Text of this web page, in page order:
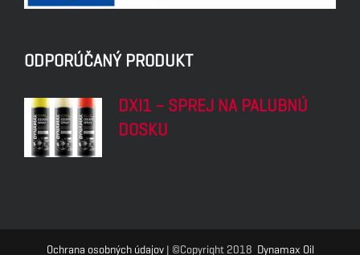
ODPORÚČANÝ PRODUKT
DXI1 – SPREJ NA PALUBNÚ
DOSKU
Ochrana osobných údajov| ©Copyright 2018 Dynamax Oil